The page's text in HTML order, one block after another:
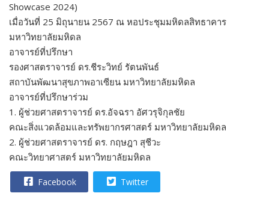
Showcase 2024)
เมื่อวันที่ 25 มิถุนายน 2567 ณ หอประชุมมหิดลสิทธาคาร
มหาวิทยาลัยมหิดล
อาจารย์ที่ปรึกษา
รองศาสตราจารย์ ดร.ชีระวิทย์ รัตนพันธ์
สถาบันพัฒนาสุขภาพอาเซียน มหาวิทยาลัยมหิดล
อาจารย์ที่ปรึกษาร่วม
1. ผู้ช่วยศาสตราจารย์ ดร.อัจฉรา อัศวรุจิกุลชัย
คณะสิ่งแวดล้อมและทรัพยากรศาสตร์ มหาวิทยาลัยมหิดล
2. ผู้ช่วยศาสตราจารย์ ดร. กฤษฎา สุชีวะ
คณะวิทยาศาสตร์ มหาวิทยาลัยมหิดล
Facebook Twitter